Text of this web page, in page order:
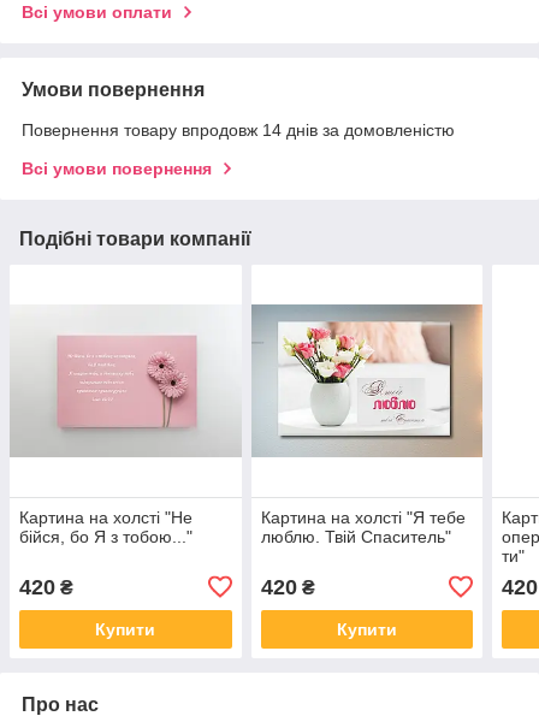
Всі умови оплати
Умови повернення
Повернення товару впродовж 14 днів за домовленістю
Всі умови повернення
Подібні товари компанії
Картина на холсті "Не
бійся, бо Я з тобою..."
420 ₴
Купити
Картина на холсті "Я тебе
люблю. Твій Спаситель"
420₴
Купити
ти"
420
Про нас